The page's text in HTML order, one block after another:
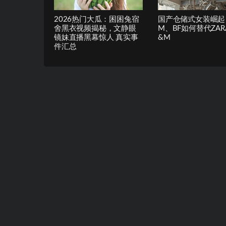
2026热门大瓜：困困兔宿
舍黑衣视频揭秘，文静眼
镜妹直播黑幕惊人 真实事
件汇总
国产仓储式女装崛
M、BF如何替代
&M